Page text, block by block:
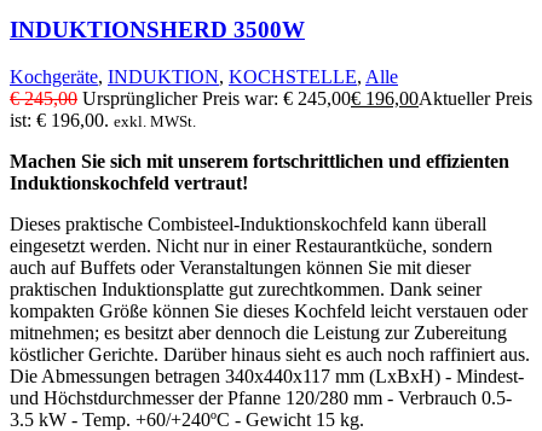
INDUKTIONSHERD 3500W
Kochgeräte, INDUKTION, KOCHSTELLE, Alle
€245,00 Ursprünglicher Preis war: € 245,00€ 196,00Aktueller Preis
ist: € 196,00. exkl. MWSt.
Machen Sie sich mit unserem fortschrittlichen und effizienten
Induktionskochfeld vertraut!
Dieses praktische Combisteel-Induktionskochfeld kann überall
eingesetzt werden. Nicht nur in einer Restaurantküche, sondern
auch auf Buffets oder Veranstaltungen können Sie mit dieser
praktischen Induktionsplatte gut zurechtkommen. Dank seiner
kompakten Größe können Sie dieses Kochfeld leicht verstauen oder
mitnehmen; es besitzt aber dennoch die Leistung zur Zubereitung
köstlicher Gerichte. Darüber hinaus sieht es auch noch raffiniert aus.
Die Abmessungen betragen 340x440x117 mm (LxBxH) - Mindest-
und Höchstdurchmesser der Pfanne 120/280 mm - Verbrauch 0.5-
3.5 kW - Temp. +60/+240ºC - Gewicht 15 kg.